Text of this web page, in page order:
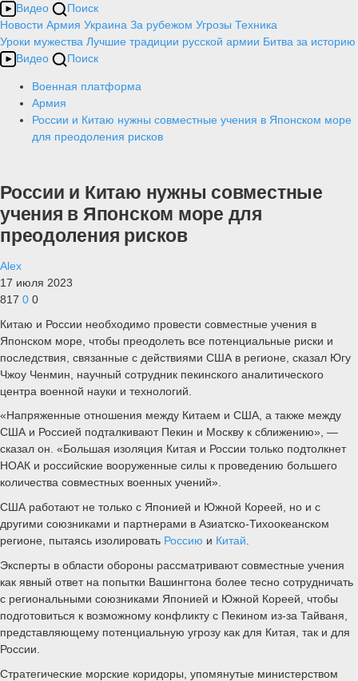
Видео
Поиск
Новости Армия Украина За рубежом Угрозы Техника
Уроки мужества Лучшие традиции русской армии Битва за историю
Видео
Поиск
Военная платформа
Армия
России и Китаю нужны совместные учения в Японском море
для преодоления рисков
России и Китаю нужны совместные
учения в Японском море для
преодоления рисков
Alex
17 июля 2023
817 0 0
Китаю и России необходимо провести совместные учения в
Японском море, чтобы преодолеть все потенциальные риски и
последствия, связанные с действиями США в регионе, сказал Югу
Чжоу Ченмин, научный сотрудник пекинского аналитического
центра военной науки и технологий.
«Напряженные отношения между Китаем и США, а также между
США и Россией подталкивают Пекин и Москву к сближению», —
сказал он. «Большая изоляция Китая и России только подтолкнет
НОАК и российские вооруженные силы к проведению большего
количества совместных военных учений».
США работают не только с Японией и Южной Кореей, но и с
другими союзниками и партнерами в Азиатско-Тихоокеанском
регионе, пытаясь изолировать Россию и Китай
Эксперты в области обороны рассматривают совместные учения
как явный ответ на попытки Вашингтона более тесно сотрудничать
с региональными союзниками Японией и Южной Кореей, чтобы
подготовиться к возможному конфликту с Пекином из-за Тайваня,
представляющему потенциальную угрозу как для Китая, так и для
России.
Стратегические морские коридоры, упомянутые министерством